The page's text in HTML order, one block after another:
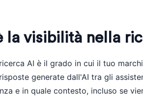
la visibilità nella
AI è il grado in cui il tuo
generate dall'AI tra gli
e in quale contesto, incluso se